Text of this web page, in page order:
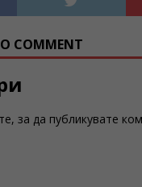
COMMENT
, за да публикувате